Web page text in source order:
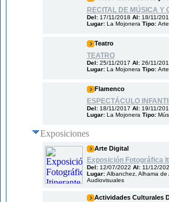
RECITAL DE MÚSICA Y
Del: 17/11/2018 Al: 18/11/
Lugar: La Mojonera Tipo:
Teatro
TEATRO
Del: 25/11/2017 Al: 26/11/
Lugar: La Mojonera Tipo:
Flamenco
ESPECTÁCULO
Del: 18/11/2017 Al: 19/11/
Lugar: La Mojonera Tipo:
Exposiciones
Arte Digital
Exposición Fotográfica
Del: 12/07/2022 Al: 11/12/
Lugar: Albanchez, Alhama
Audiovisuales
Actividades Culturales